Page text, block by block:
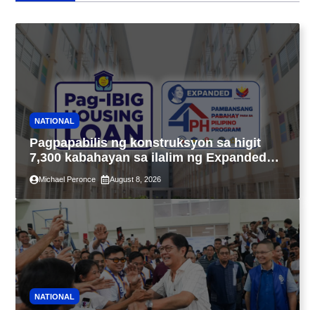
NATIONAL
Pagpapabilis ng konstruksyon sa higit
7,300 kabahayan sa ilalim ng Expanded
4PH, posible na sa pagtutulungan ng Pag-
IBIG at P.A. Alvarez
Michael Peronce August 8, 2026
NATIONAL